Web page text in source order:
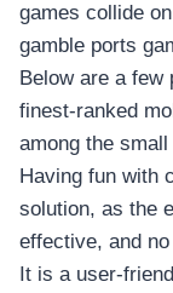
games collide
gamble ports
Below are a
finest-ranked
among the
Having fun with
solution, as the
effective, and
It is a user-